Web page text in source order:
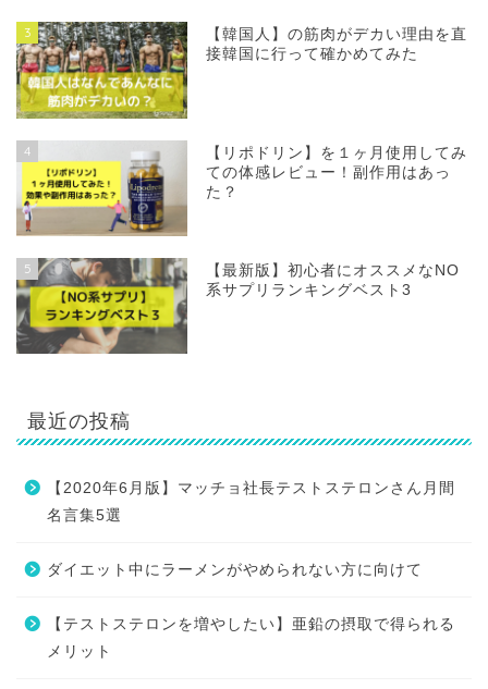
3
【韓国人】の筋肉がデカい理由を直
接韓国に行って確かめてみた
4
【リポドリン】を１ヶ月使用してみ
ての体感レビュー！副作用はあっ
た？
5
【最新版】初心者にオススメなNO
系サプリランキングベスト3
最近の投稿
【2020年6月版】マッチョ社長テストステロンさん月間
名言集5選
ダイエット中にラーメンがやめられない方に向けて
【テストステロンを増やしたい】亜鉛の摂取で得られる
メリット